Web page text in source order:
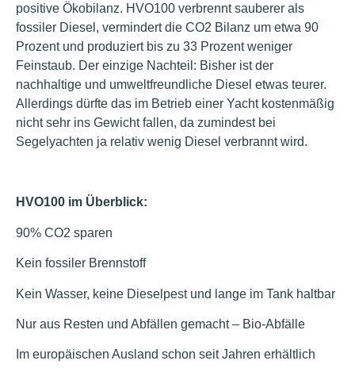
positive Ökobilanz. HVO100 verbrennt sauberer als
fossiler Diesel, vermindert die CO2 Bilanz um etwa 90
Prozent und produziert bis zu 33 Prozent weniger
Feinstaub. Der einzige Nachteil: Bisher ist der
nachhaltige und umweltfreundliche Diesel etwas teurer.
Allerdings dürfte das im Betrieb einer Yacht kostenmäßig
nicht sehr ins Gewicht fallen, da zumindest bei
Segelyachten ja relativ wenig Diesel verbrannt wird.
HVO100 im Überblick:
90% CO2 sparen
Kein fossiler Brennstoff
Kein Wasser, keine Dieselpest und lange im Tank haltbar
Nur aus Resten und Abfällen gemacht – Bio-Abfälle
Im europäischen Ausland schon seit Jahren erhältlich